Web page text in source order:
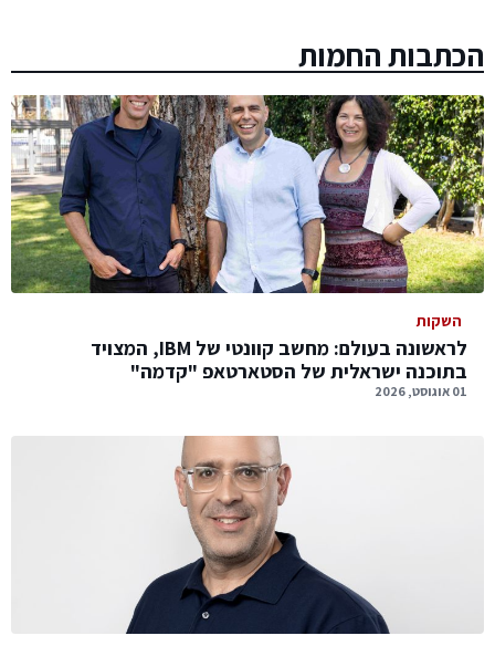
הכתבות החמות
השקות
לראשונה בעולם: מחשב קוונטי של IBM, המצויד
בתוכנה ישראלית של הסטארטאפ "קדמה"
01 אוגוסט, 2026